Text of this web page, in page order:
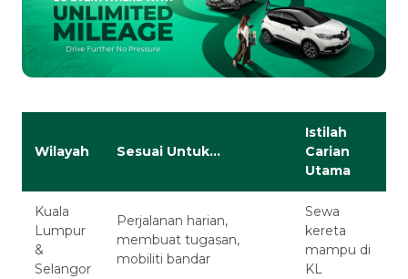
Wilayah Sesuai Untuk...
Istilah
Carian
Utama
Kuala
Lumpur
&
Selangor
Perjalanan harian,
membuat tugasan,
mobiliti bandar
Sewa
kereta
mampu di
KL